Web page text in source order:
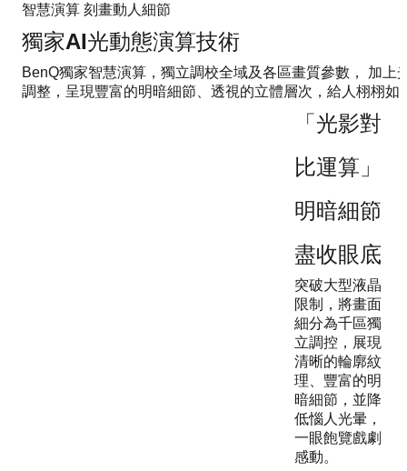
智慧演算 刻畫動人細節
獨家AI光動態演算技術
BenQ獨家智慧演算，獨立調校全域及各區畫質參數， 加上
調整，呈現豐富的明暗細節、透視的立體層次，給人栩栩如
「光影對
比運算」
明暗細節
盡收眼底​
突破大型液晶
限制，將畫面
細分為千區獨
立調控，展現
清晰的輪廓紋
理、豐富的明
暗細節，並降
低惱人光暈，
一眼飽覽戲劇
感動。